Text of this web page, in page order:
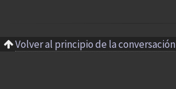
Volver al principio de la conversación